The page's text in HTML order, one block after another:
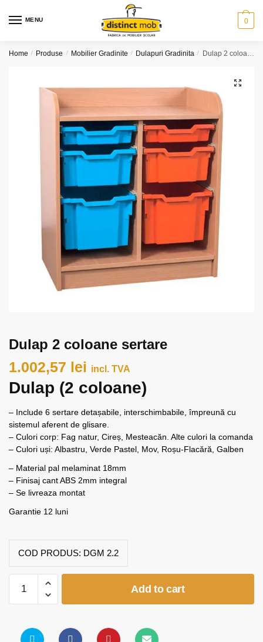
MENU 0
Home / Produse / Mobilier Gradinite / Dulapuri Gradinita / Dulap 2 coloane sertare
🔍
Dulap 2 coloane sertare
1.002,57 lei incl. TVA
Dulap (2 coloane)
– Include 6 sertare detașabile, interschimbabile, împreună cu
sistemul aferent de glisare.
– Culori corp: Fag natur, Cireș, Mesteacăn. Alte culori la comanda
– Culori uși: Albastru, Verde Pastel, Mov, Roșu-Flacără, Galben
– Material pal melaminat 18mm
– Finisaj cant ABS 2mm integral
– Se livreaza montat
Garantie 12 luni
COD PRODUS: DGM 2.2
quantity
Add to cart